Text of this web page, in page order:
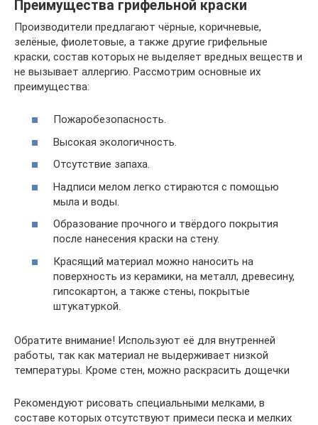
Преимущества грифельной краски
Производители предлагают чёрные, коричневые,
зелёные, фиолетовые, а также другие грифельные
краски, состав которых не выделяет вредных веществ и
не вызывает аллергию. Рассмотрим основные их
преимущества:
Пожаробезопасность.
Высокая экологичность.
Отсутствие запаха.
Надписи мелом легко стираются с помощью
мыла и воды.
Образование прочного и твёрдого покрытия
после нанесения краски на стену.
Красящий материал можно наносить на
поверхность из керамики, на металл, древесину,
гипсокартон, а также стены, покрытые
штукатуркой.
Обратите внимание! Используют её для внутренней
работы, так как материал не выдерживает низкой
температуры. Кроме стен, можно раскрасить дощечки
Рекомендуют рисовать специальными мелками, в
составе которых отсутствуют примеси песка и мелких